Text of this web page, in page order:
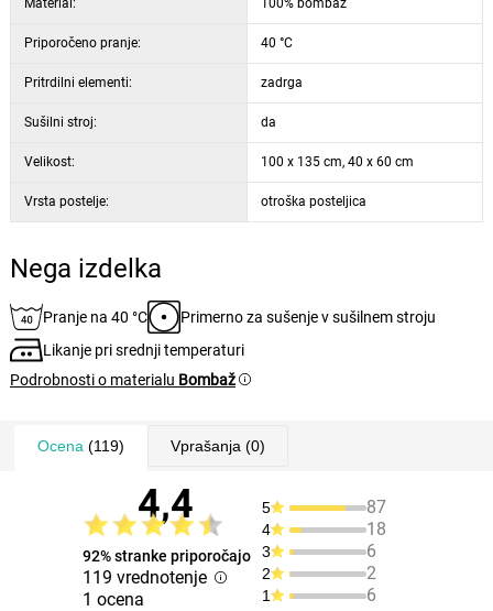
Priporočeno pranje: 40 °C
Pritrdilni elementi: zadrga
Sušilni stroj: da
Velikost: 100 x 135 cm, 40 x 60 cm
Vrsta postelje: otroška posteljica
Nega izdelka
Pranje na 40 °C
Primerno za sušenje v sušilnem stroju
Likanje pri srednji temperaturi
Podrobnosti o materialu Bombaž
Ocena (119) Vprašanja (0)
4,4
92% stranke priporočajo
119 vrednotenje
1 ocena
5 87
4 18
3 6
2 2
1 6